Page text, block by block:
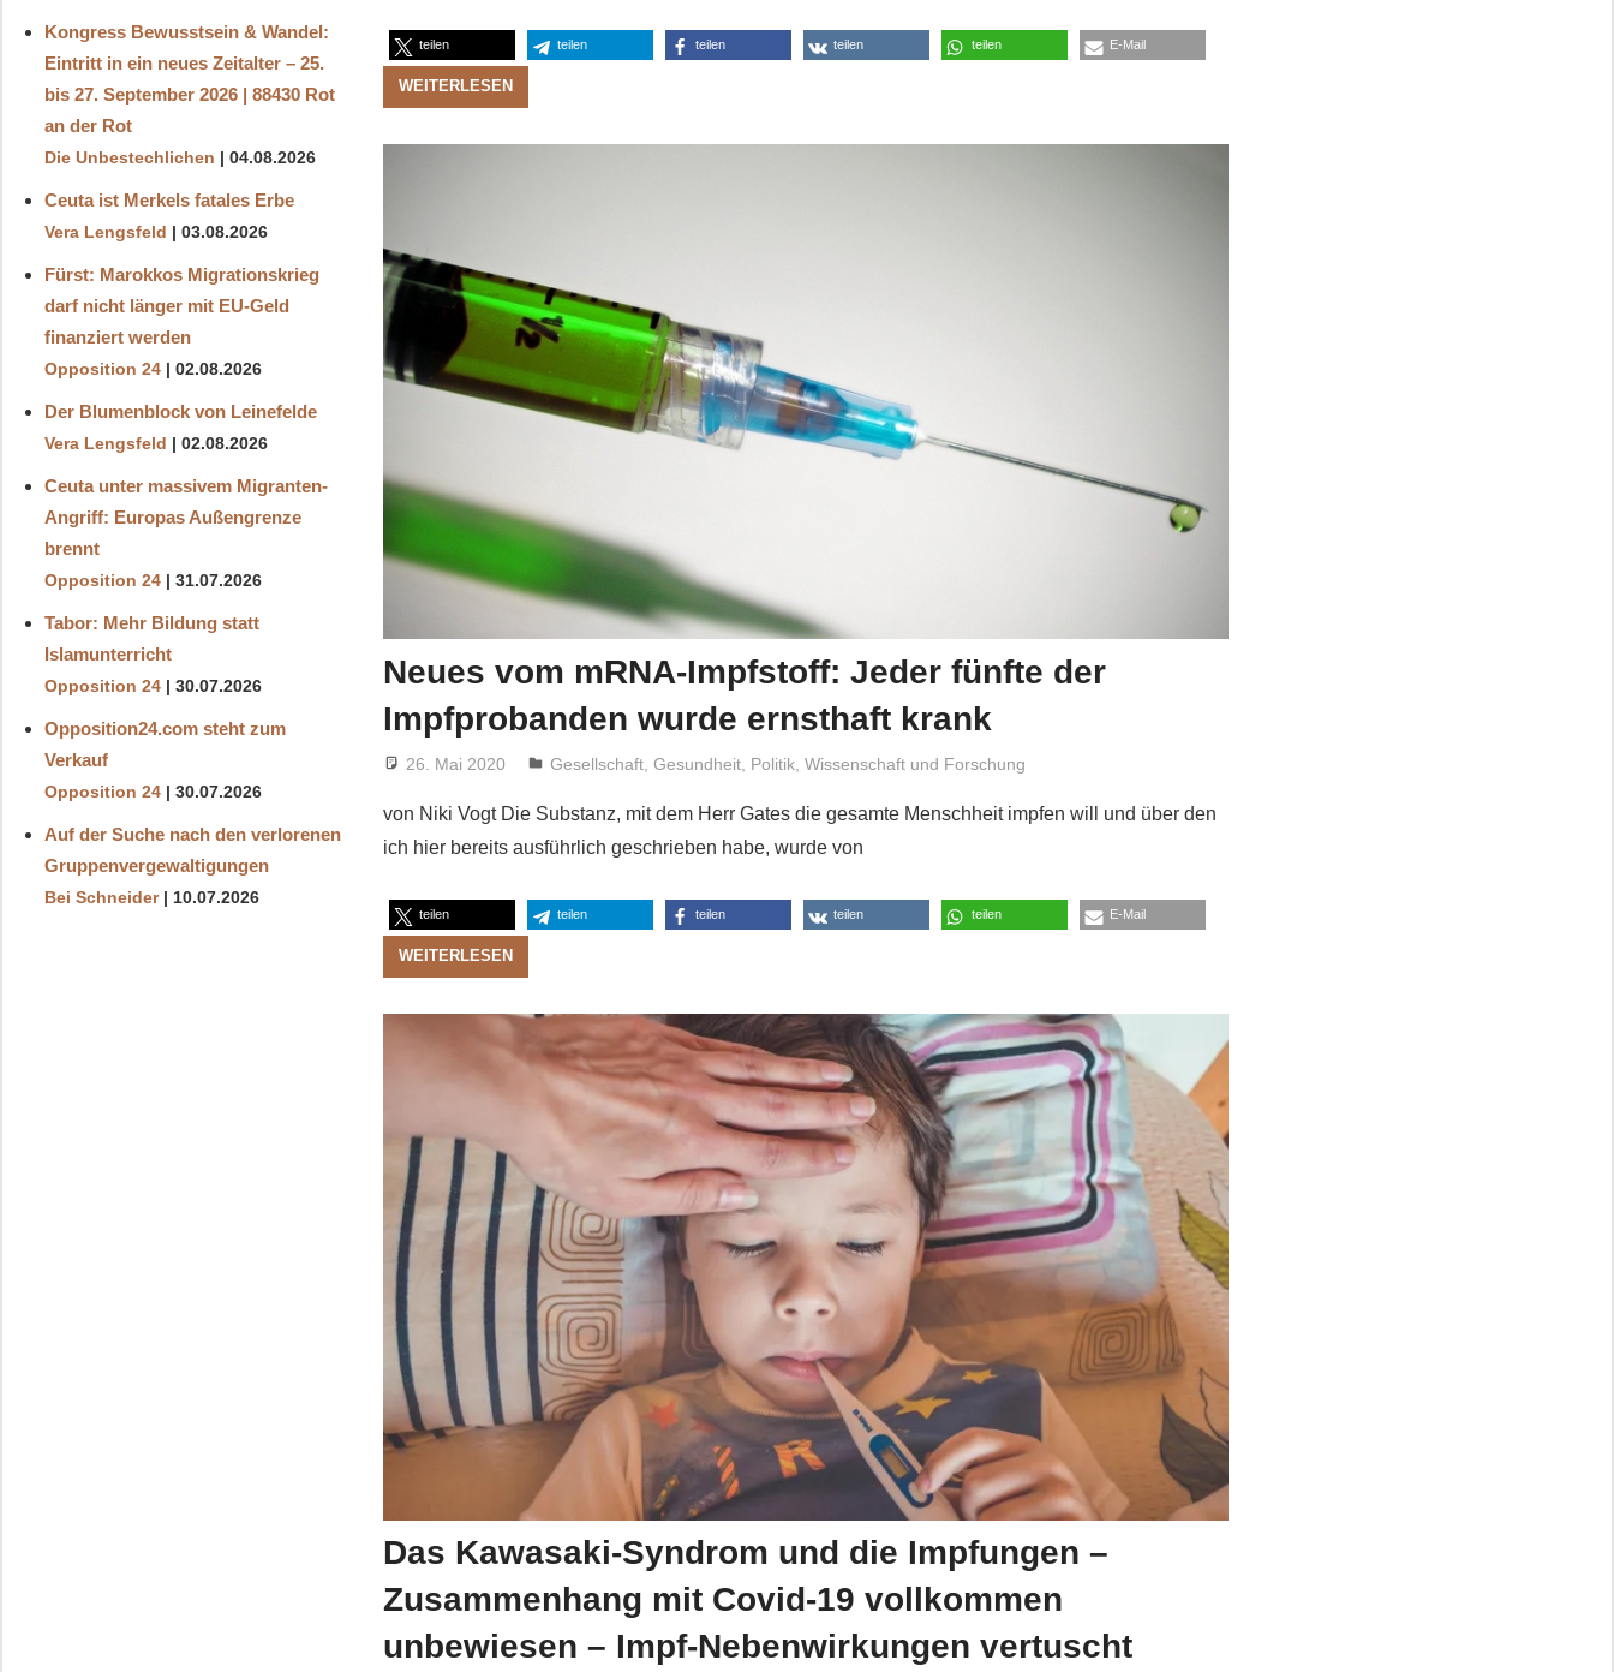
teilen teilen teilen teilen teilen E-Mail
WEITERLESEN
Neues vom mRNA-Impfstoff: Jeder fünfte der
Impfprobanden wurde ernsthaft krank
26. Mai 2020 Niki Vogt
Gesellschaft, Gesundheit, Politik, Wissenschaft und Forschung
von Niki Vogt Die Substanz, mit dem Herr Gates die gesamte Menschheit impfen will und über den
ich hier bereits ausführlich geschrieben habe, wurde von
teilen teilen teilen teilen teilen E-Mail
WEITERLESEN
Das Kawasaki-Syndrom und die Impfungen –
Zusammenhang mit Covid-19 vollkommen
unbewiesen – Impf-Nebenwirkungen vertuscht
Kongress Bewusstsein & Wandel:
Eintritt in ein neues Zeitalter – 25.
bis 27. September 2026 | 88430 Rot
an der Rot
Die Unbestechlichen 04.08.2026
Ceuta ist Merkels fatales Erbe
Vera Lengsfeld 03.08.2026
Fürst: Marokkos Migrationskrieg
darf nicht länger mit EU-Geld
finanziert werden
Opposition 24 02.08.2026
Der Blumenblock von Leinefelde
Vera Lengsfeld 02.08.2026
Ceuta unter massivem Migranten-
Angriff: Europas Außengrenze
brennt
Opposition 24 31.07.2026
Tabor: Mehr Bildung statt
Islamunterricht
Opposition 24 30.07.2026
Opposition24.com steht zum
Verkauf
Opposition 24 30.07.2026
Auf der Suche nach den verlorenen
Gruppenvergewaltigungen
Bei Schneider 10.07.2026